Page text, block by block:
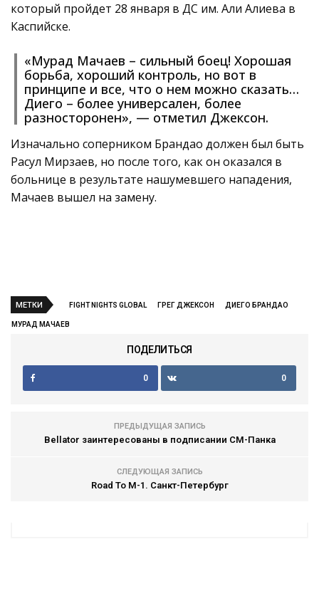
который пройдет 28 января в ДС им. Али Алиева в
Каспийске.
«Мурад Мачаев – сильный боец! Хорошая
борьба, хороший контроль, но вот в
принципе и все, что о нем можно сказать…
Диего – более универсален, более
разносторонен», — отметил Джексон.
Изначально соперником Брандао должен был быть
Расул Мирзаев, но после того, как он оказался в
больнице в результате нашумевшего нападения,
Мачаев вышел на замену.
МЕТКИ FIGHT NIGHTS GLOBAL ГРЕГ ДЖЕКСОН ДИЕГО БРАНДАО
МУРАД МАЧАЕВ
ПОДЕЛИТЬСЯ
0 0
ПРЕДЫДУЩАЯ ЗАПИСЬ
Bellator заинтересованы в подписании СМ-Панка
СЛЕДУЮЩАЯ ЗАПИСЬ
Road To M-1. Санкт-Петербург